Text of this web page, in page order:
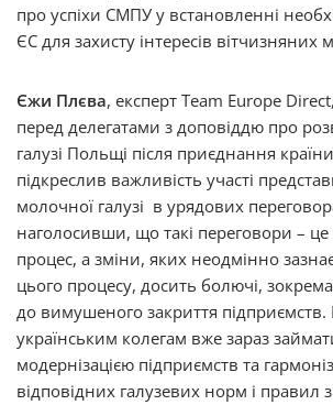
про успіхи СМПУ у встановленні
ЄС для захисту інтересів вітчизняних
Єжи Плєва, експерт Team Europe
перед делегатами з доповіддю про
галузі Польщі після приєднання
підкреслив важливість участі
молочної галузі в урядових
наголосивши, що такі переговори –
процес, а зміни, яких неодмінно
цього процесу, досить болючі,
до вимушеного закриття підприємств.
українським колегам вже зараз
модернізацією підприємств та
відповідних галузевих норм і правил